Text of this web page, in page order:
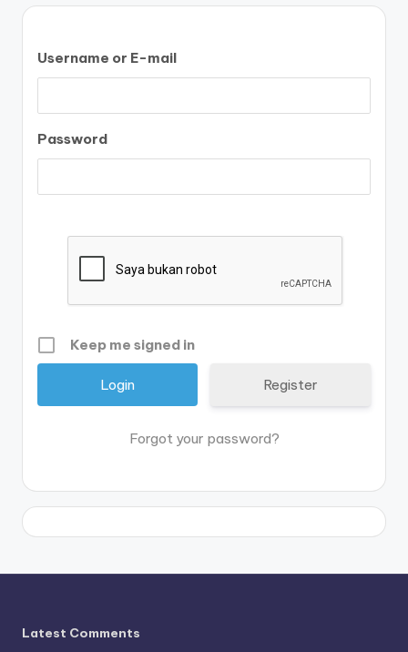
Username or E-mail
Password
Keep me signed in
Register
Forgot your password?
Latest Comments